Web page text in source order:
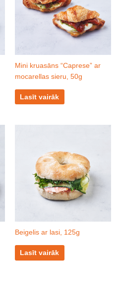
Mini kruasāns “Caprese” ar
mocarellas sieru, 50g
Lasīt vairāk
Beigelis ar lasi, 125g
Lasīt vairāk